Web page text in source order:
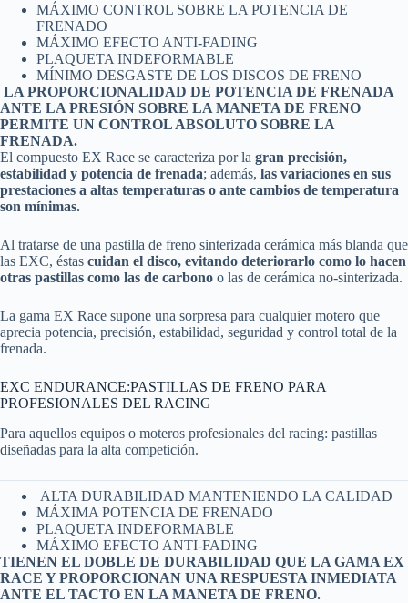
MÁXIMO CONTROL SOBRE LA POTENCIA DE
FRENADO
MÁXIMO EFECTO ANTI-FADING
PLAQUETA INDEFORMABLE
MÍNIMO DESGASTE DE LOS DISCOS DE FRENO
LA PROPORCIONALIDAD DE POTENCIA DE FRENADA
ANTE LA PRESIÓN SOBRE LA MANETA DE FRENO
PERMITE UN CONTROL ABSOLUTO SOBRE LA
FRENADA.
El compuesto EX Race se caracteriza por la gran precisión,
estabilidad y potencia de frenada; además, las variaciones en sus
prestaciones a altas temperaturas o ante cambios de temperatura
son mínimas.
Al tratarse de una pastilla de freno sinterizada cerámica más blanda que
las EXC, éstas cuidan el disco, evitando deteriorarlo como lo hacen
otras pastillas como las de carbono o las de cerámica no-sinterizada.
La gama EX Race supone una sorpresa para cualquier motero que
aprecia potencia, precisión, estabilidad, seguridad y control total de la
frenada.
EXC ENDURANCE:PASTILLAS DE FRENO PARA
PROFESIONALES DEL RACING
Para aquellos equipos o moteros profesionales del racing: pastillas
diseñadas para la alta competición.
ALTA DURABILIDAD MANTENIENDO LA CALIDAD
MÁXIMA POTENCIA DE FRENADO
PLAQUETA INDEFORMABLE
MÁXIMO EFECTO ANTI-FADING
TIENEN EL DOBLE DE DURABILIDAD QUE LA GAMA EX
RACE Y PROPORCIONAN UNA RESPUESTA INMEDIATA
ANTE EL TACTO EN LA MANETA DE FRENO.